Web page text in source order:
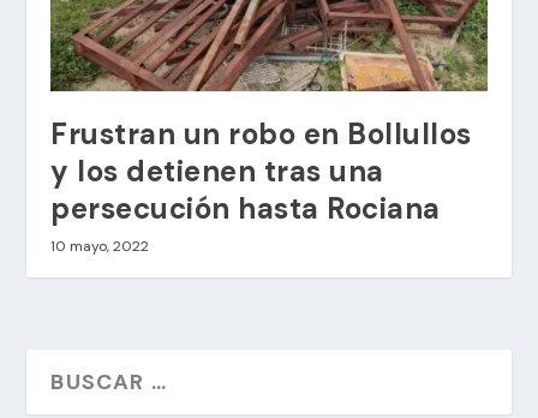
Frustran un robo en Bollullos
y los detienen tras una
persecución hasta Rociana
10 mayo, 2022